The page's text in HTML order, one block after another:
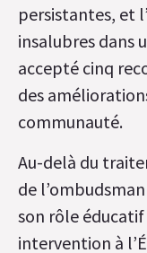
persistantes, et
insalubres dans
accepté cinq
des
communauté.
Au-delà du
de
son rôle
intervention à